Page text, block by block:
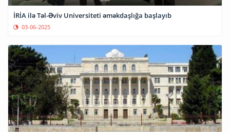
İRİA ilə Təl-Əviv Universiteti əməkdaşlığa başlayıb
03-06-2025